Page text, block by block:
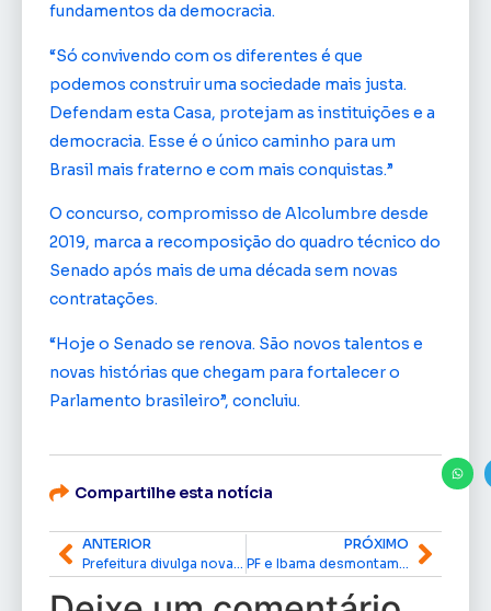
fundamentos da democracia.
“Só convivendo com os diferentes é que
podemos construir uma sociedade mais justa.
Defendam esta Casa, protejam as instituições e a
democracia. Esse é o único caminho para um
Brasil mais fraterno e com mais conquistas.”
O concurso, compromisso de Alcolumbre desde
2019, marca a recomposição do quadro técnico do
Senado após mais de uma década sem novas
contratações.
“Hoje o Senado se renova. São novos talentos e
novas histórias que chegam para fortalecer o
Parlamento brasileiro”, concluiu.
Compartilhe esta notícia
ANTERIOR
PRÓXIMO